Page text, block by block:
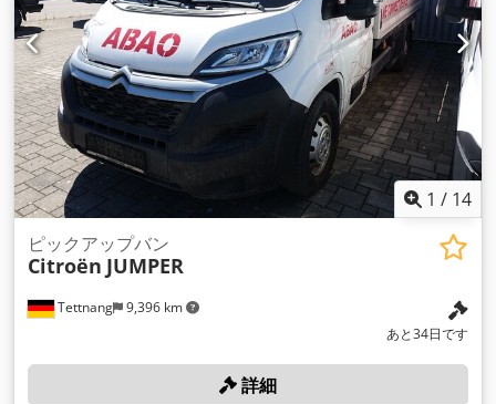
1 / 14
Tettnang 9,396 km
ピックアップバン
Citroën JUMPER
あと34日です
詳細